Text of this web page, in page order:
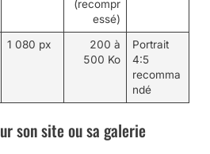
(recompr
essé)
1 080 px
200 à
500 Ko
Portrait
4:5
recomma
ndé
son site ou sa galerie